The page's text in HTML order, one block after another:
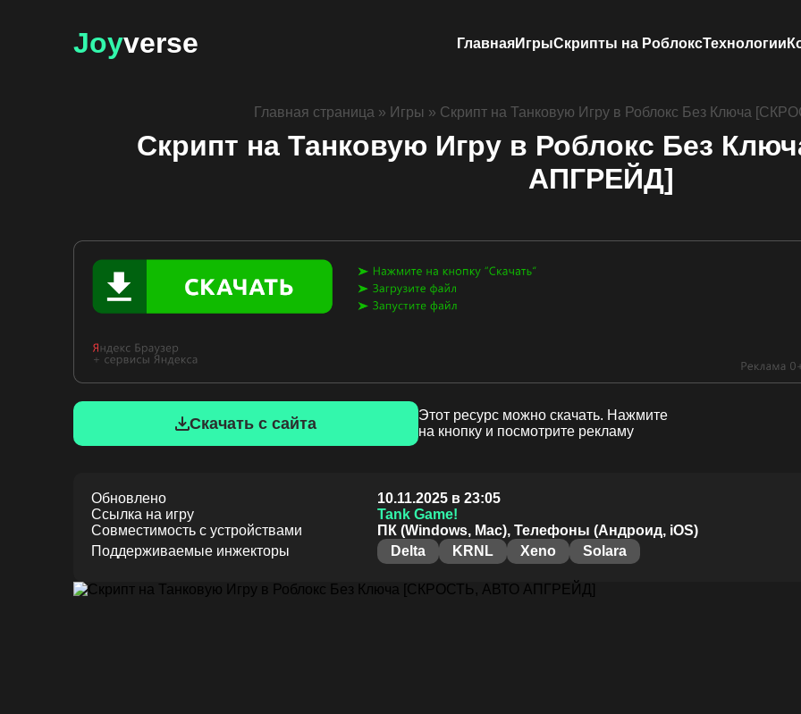
Joyverse ГлавнаяИгрыСкрипты на РоблоксТехнологии
Главная страница » Игры » Скрипт на Танковую Игру в Роблокс Без Ключа
Скрипт на Танковую Игру в Роблокс Без
АПГРЕЙД]
Скачать с сайта
Этот ресурс можно скачать. Нажмите
на кнопку и посмотрите рекламу
Обновлено
10.11.2025 в 23:05
Ссылка на игру
Tank Game!
Совместимость с устройствами
ПК (Windows, Mac), Телефоны (Андроид, iOS)
Поддерживаемые инжекторы
Delta KRNL Xeno Solara